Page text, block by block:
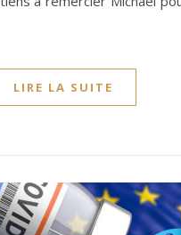
LIRE LA SUITE